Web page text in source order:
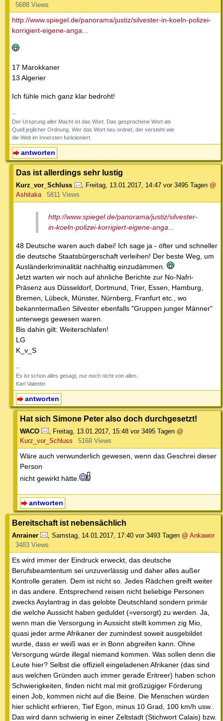
5688 Views
http://www.spiegel.de/panorama/justiz/silvester-in-koeln-polizei-
korrigiert-eigene-anga...
17 Marokkaner
13 Algerier
Ich fühle mich ganz klar bedroht!
--
Der Ursprung aller Macht ist das Wort. Das gesprochene Wort als
Quell jeglicher Ordnung. Wer das Wort neu ordnet, der versteht wie
die Welt im Innersten funktioniert.
antworten
Das ist allerdings sehr lustig
Kurz_vor_Schluss , Freitag, 13.01.2017, 14:47 vor 3495 Tagen @
Ashitaka
5811 Views
http://www.spiegel.de/panorama/justiz/silvester-
in-koeln-polizei-korrigiert-eigene-anga...
48 Deutsche waren auch dabei! Ich sage ja - öfter und schneller
die deutsche Staatsbürgerschaft verleihen! Der beste Weg, um
Ausländerkriminalität nachhaltig einzudämmen.
Jetzt warten wir noch auf ähnliche Berichte zur No-Nafri-
Präsenz aus Düsseldorf, Dortmund, Trier, Essen, Hamburg,
Bremen, Lübeck, Münster, Nürnberg, Franfurt etc., wo
bekanntermaßen Silvester ebenfalls "Gruppen junger Männer"
unterwegs gewesen waren.
Bis dahin gilt: Weiterschlafen!
LG
K_v_S
--
Es ist schon alles gesagt, nur noch nicht von allen.
Karl Valentin
antworten
Hat sich Simone Peter also doch durchgesetzt!
WACO Freitag, 13.01.2017, 15:48 vor 3495 Tagen @
Kurz_vor_Schluss
5168 Views
Wäre auch verwunderlich gewesen, wenn das Geschrei dieser
Person
nicht gewirkt hätte.
antworten
Bereitschaft ist nebensächlich
Anrainer Samstag, 14.01.2017, 17:40 vor 3493 Tagen @ Ankawor
3483 Views
Es wird immer der Eindruck erweckt, das deutsche
Berufsbeamtentum sei unzuverlässig und daher alles außer
Kontrolle geraten. Dem ist nicht so. Jedes Rädchen greift weiter
in das andere. Entsprechend reisen nicht beliebige Personen
zwecks Asylantrag in das gelobte Deutschland sondern primär
die welche Aussicht haben geduldet (=versorgt) zu werden. Ja,
wenn man die Versorgung in Aussicht stellt kommen zig Mio,
quasi jeder arme Afrikaner der zumindest soweit ausgebildet
wurde, dass er weiß was er in Bonn abgreifen kann. Ohne
Versorgung würde illegal niemand kommen. Was sollen denn die
Leute hier? Selbst die offiziell eingeladenen Afrikaner (das sind
aus welchen Gründen auch immer gerade Eritreer) haben schon
Schwierigkeiten, finden nicht mal mit großzügiger Förderung
einen Job, kommen nicht auf die Beine. Die Menschen würden
hier schlicht erfrieren, Tief Egon, minus 10 Grad, 100 km/h usw..
Das wird dann schwierig in einer Zeltstadt (Stichwort Calais) bzw.